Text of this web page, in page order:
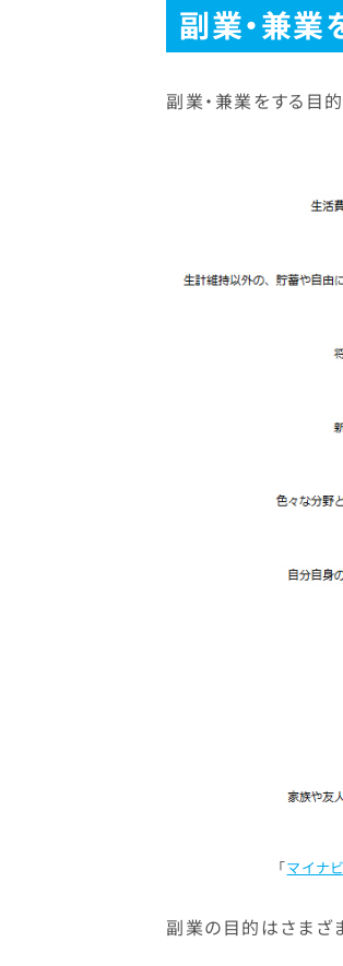
副業・兼業
副業・兼業をする目的
「マイナ
副業の目的はさまざ